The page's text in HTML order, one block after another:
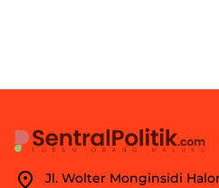
Jl. Wolter Monginsidi